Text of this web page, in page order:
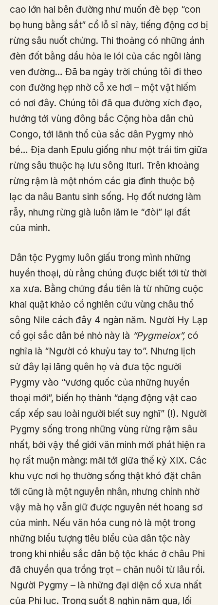
cao lớn hai bên đường như muốn đè bẹp “con
bọ hung bằng sắt” cổ lỗ sĩ này, tiếng động cơ bị
rừng sâu nuốt chửng. Thi thoảng có những ánh
đèn đốt bằng dầu hỏa le lói của các ngôi làng
ven đường… Đã ba ngày trời chúng tôi đi theo
con đường hẹp nhờ cỗ xe hơi – một vật hiếm
có nơi đây. Chúng tôi đã qua đường xích đạo,
hướng tới vùng đông bắc Cộng hòa dân chủ
Congo, tới lãnh thổ của sắc dân Pygmy nhỏ
bé… Địa danh Epulu giống như một trái tim giữa
rừng sâu thuộc hạ lưu sông Ituri. Trên khoảng
rừng rậm là một nhóm các gia đình thuộc bộ
lạc da nâu Bantu sinh sống. Họ đốt nương làm
rẫy, nhưng rừng già luôn lăm le “đòi” lại đất
của mình.
Dân tộc Pygmy luôn giấu trong mình những
huyền thoại, dù rằng chúng được biết tới từ thời
xa xưa. Bằng chứng đầu tiên là từ những cuộc
khai quật khảo cổ nghiên cứu vùng châu thổ
sông Nile cách đây 4 ngàn năm. Người Hy Lạp
cổ gọi sắc dân bé nhỏ này là “Pygmeiox”, có
nghĩa là “Người có khuỷu tay to”. Nhưng lịch
sử đây lại lãng quên họ và đưa tộc người
Pygmy vào “vương quốc của những huyền
thoại mới”, biến họ thành “dạng động vật cao
cấp xếp sau loài người biết suy nghĩ” (!). Người
Pygmy sống trong những vùng rừng rậm sâu
nhất, bởi vậy thể giới văn minh mới phát hiện ra
họ rất muộn màng: mãi tới giữa thế kỷ XIX. Các
khu vực nơi họ thường sống thật khó đặt chân
tới cũng là một nguyên nhân, nhưng chính nhờ
vậy mà họ vẫn giữ được nguyên nét hoang sơ
của mình. Nếu văn hóa cung nỏ là một trong
những biểu tượng tiêu biểu của dân tộc này
trong khi nhiều sắc dân bộ tộc khác ở châu Phi
đã chuyển qua trồng trọt – chăn nuôi từ lâu rồi.
Người Pygmy – là những đại diện cổ xưa nhất
của Phi lục. Trong suốt 8 nghìn năm qua, lối